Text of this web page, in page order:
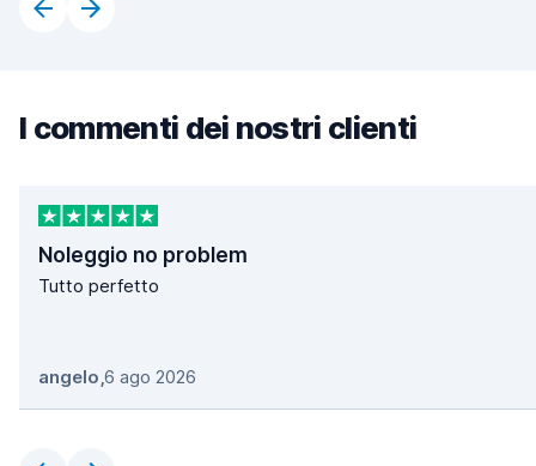
I commenti dei nostri clienti
Noleggio no problem
Tutto perfetto
angelo,6 ago 2026